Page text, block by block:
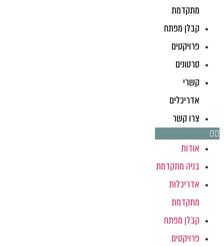
מתקדמת
קבלן מפתח
פרויקטים
סרטונים
קשרי
אדריכלים
צרו קשר
אודות
בניה מתקדמת
אדריכלות
מתקדמת
קבלן מפתח
פרויקטים